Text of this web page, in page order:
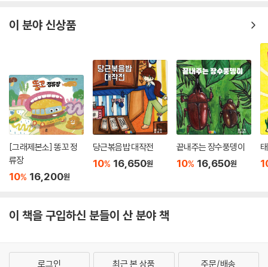
이 분야 신상품
[그래제본소] 똥꼬 정
류장
10% 16,200원
당근볶음밥 대작전
10% 16,650원
끝내주는 장수풍뎅이
10% 16,650원
이 책을 구입하신 분들이 산 분야 책
로그인 최근 본 상품 주문/배송